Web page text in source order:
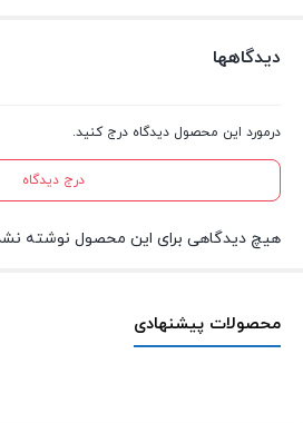
دیدگاهها
درمورد این محصول دیدگاه درج کنید.
درج دیدگاه
هیچ دیدگاهی برای این محصول نوشته
محصولات پیشنهادی